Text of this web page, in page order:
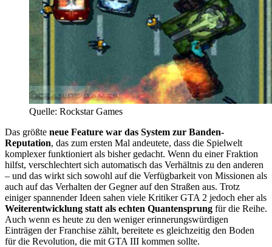
Quelle: Rockstar Games
Das größte neue Feature war das System zur Banden-
Reputation, das zum ersten Mal andeutete, dass die Spielwelt
komplexer funktioniert als bisher gedacht. Wenn du einer Fraktion
hilfst, verschlechtert sich automatisch das Verhältnis zu den anderen
– und das wirkt sich sowohl auf die Verfügbarkeit von Missionen als
auch auf das Verhalten der Gegner auf den Straßen aus. Trotz
einiger spannender Ideen sahen viele Kritiker GTA 2 jedoch eher als
Weiterentwicklung statt als echten Quantensprung für die Reihe.
Auch wenn es heute zu den weniger erinnerungswürdigen
Einträgen der Franchise zählt, bereitete es gleichzeitig den Boden
für die Revolution, die mit GTA III kommen sollte.